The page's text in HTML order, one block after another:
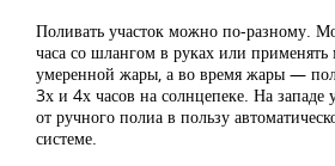
Поливать участок можно по-разному.
часа со шлангом в руках или
умеренной жары, а во время жары —
3х и 4х часов на солнцепеке. На западе
от ручного полиа в пользу
системе.